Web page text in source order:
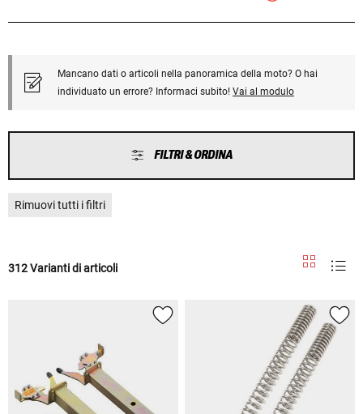
Mancano dati o articoli nella panoramica della moto? O hai
individuato un errore? Informaci subito! Vai al modulo
FILTRI & ORDINA
Rimuovi tutti i filtri
312 Varianti di articoli